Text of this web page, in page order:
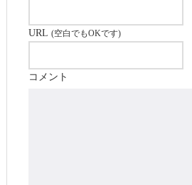
URL (空白でもOKです)
コメント